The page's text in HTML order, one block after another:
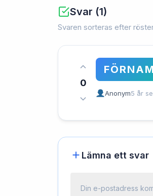
Svar (1)
Svaren sorteras efter
0
Anonym5 år
Lämna ett svar
Din e-postadress